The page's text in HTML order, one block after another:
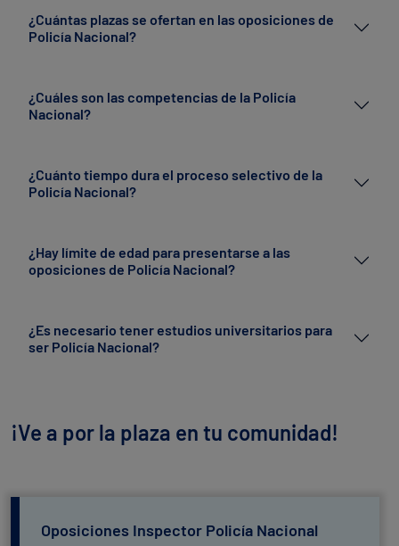
¿Cuántas plazas se ofertan en las oposiciones de
Policía Nacional?
¿Cuáles son las competencias de la Policía
Nacional?
¿Cuánto tiempo dura el proceso selectivo de la
Policía Nacional?
¿Hay límite de edad para presentarse a las
oposiciones de Policía Nacional?
¿Es necesario tener estudios universitarios para
ser Policía Nacional?
¡Ve a por la plaza en tu comunidad!
Oposiciones Inspector Policía Nacional